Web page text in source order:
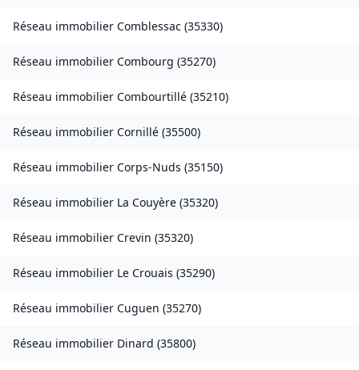
Réseau immobilier Comblessac (35330)
Réseau immobilier Combourg (35270)
Réseau immobilier Combourtillé (35210)
Réseau immobilier Cornillé (35500)
Réseau immobilier Corps-Nuds (35150)
Réseau immobilier La Couyère (35320)
Réseau immobilier Crevin (35320)
Réseau immobilier Le Crouais (35290)
Réseau immobilier Cuguen (35270)
Réseau immobilier Dinard (35800)